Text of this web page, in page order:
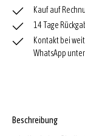
Kauf auf
14 Tage
Kontakt bei
WhatsApp
Beschreibung